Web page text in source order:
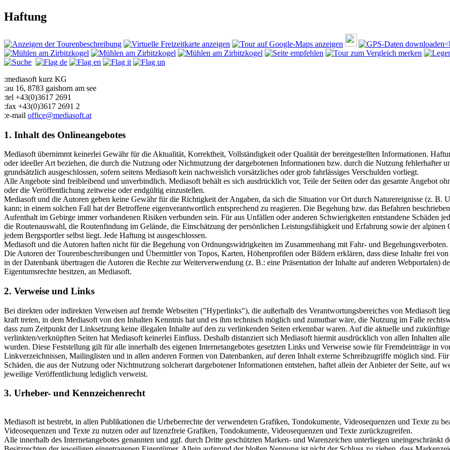
Haftung
:mediasoft kurz KG
:au 16, 8783 gaishorn am see
:tel +43(0)3617 2691
:fax +43(0)3617 2691 2
:e-mail office@mediasoft.at
1. Inhalt des Onlineangebotes
Mediasoft übernimmt keinerlei Gewähr für die Aktualität, Korrektheit, Vollständigkeit oder Qualität der bereitgestellten Informationen.
oder ideeller Art beziehen, die durch die Nutzung oder Nichtnutzung der dargebotenen Informationen bzw. durch die Nutzung fehlerhafter
grundsätzlich ausgeschlossen, sofern seitens Mediasoft kein nachweislich vorsätzliches oder grob fahrlässiges Verschulden vorliegt.
Alle Angebote sind freibleibend und unverbindlich. Mediasoft behält es sich ausdrücklich vor, Teile der Seiten oder das gesamte Angebot
oder die Veröffentlichung zeitweise oder endgültig einzustellen.
Mediasoft und die Autoren geben keine Gewähr für die Richtigkeit der Angaben, da sich die Situation vor Ort durch Naturereignisse (z. B.
kann; in einem solchen Fall hat der Betroffene eigenverantwortlich entsprechend zu reagieren. Die Begehung bzw. das Befahren
Aufenthalt im Gebirge immer vorhandenen Risiken verbunden sein. Für aus Unfällen oder anderen Schwierigkeiten entstandene Schäden
die Routenauswahl, die Routenfindung im Gelände, die Einschätzung der persönlichen Leistungsfähigkeit und Erfahrung sowie der
jedem Bergsportler selbst liegt. Jede Haftung ist ausgeschlossen.
Mediasoft und die Autoren haften nicht für die Begehung von Ordnungswidrigkeiten im Zusammenhang mit Fahr- und Begehungsverboten.
Die Autoren der Tourenbeschreibungen und Übermittler von Topos, Karten, Höhenprofilen oder Bildern erklären, dass diese Inhalte frei
in der Datenbank übertragen die Autoren die Rechte zur Weiterverwendung (z. B.: eine Präsentation der Inhalte auf anderen Webportalen)
Eigentumsrechte besitzen, an Mediasoft.
2. Verweise und Links
Bei direkten oder indirekten Verweisen auf fremde Webseiten ("Hyperlinks"), die außerhalb des Verantwortungsbereiches von Mediasoft
kraft treten, in dem Mediasoft von den Inhalten Kenntnis hat und es ihm technisch möglich und zumutbar wäre, die Nutzung im Falle
dass zum Zeitpunkt der Linksetzung keine illegalen Inhalte auf den zu verlinkenden Seiten erkennbar waren. Auf die aktuelle und
verlinkten/verknüpften Seiten hat Mediasoft keinerlei Einfluss. Deshalb distanziert sich Mediasoft hiermit ausdrücklich von allen Inhalten
wurden. Diese Feststellung gilt für alle innerhalb des eigenen Internetangebotes gesetzten Links und Verweise sowie für Fremdeinträge in
Linkverzeichnissen, Mailinglisten und in allen anderen Formen von Datenbanken, auf deren Inhalt externe Schreibzugriffe möglich sind.
Schäden, die aus der Nutzung oder Nichtnutzung solcherart dargebotener Informationen entstehen, haftet allein der Anbieter der Seite, auf
jeweilige Veröffentlichung lediglich verweist.
3. Urheber- und Kennzeichenrecht
Mediasoft ist bestrebt, in allen Publikationen die Urheberrechte der verwendeten Grafiken, Tondokumente, Videosequenzen und Texte zu
Videosequenzen und Texte zu nutzen oder auf lizenzfreie Grafiken, Tondokumente, Videosequenzen und Texte zurückzugreifen.
Alle innerhalb des Internetangebotes genannten und ggf. durch Dritte geschützten Marken- und Warenzeichen unterliegen